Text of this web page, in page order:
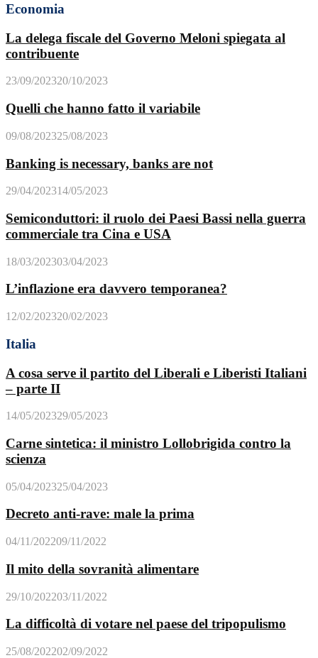
Economia
La delega fiscale del Governo Meloni spiegata al
contribuente
23/09/202320/10/2023
Quelli che hanno fatto il variabile
09/08/202325/08/2023
Banking is necessary, banks are not
29/04/202314/05/2023
Semiconduttori: il ruolo dei Paesi Bassi nella guerra
commerciale tra Cina e USA
18/03/202303/04/2023
L’inflazione era davvero temporanea?
12/02/202320/02/2023
Italia
A cosa serve il partito del Liberali e Liberisti Italiani
– parte II
14/05/202329/05/2023
Carne sintetica: il ministro Lollobrigida contro la
scienza
05/04/202325/04/2023
Decreto anti-rave: male la prima
04/11/202209/11/2022
Il mito della sovranità alimentare
29/10/202203/11/2022
La difficoltà di votare nel paese del tripopulismo
25/08/202202/09/2022